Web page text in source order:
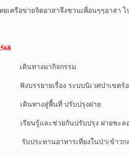
เครือข่ายจิตอาสาจึงชวนเพื่อนๆๆอาสา
เดินทางมากิจกรรม
บรรยายเรื่อง ระบบนิเวศป่าเขตร้อ
ดินทางสู่พื้นที่ ปรับปรุงฝาย
รียนรู้และช่วยกันปรับปรุง ฝายชะล
บประทานอาหารเที่ยงในป่า(ข้าวก